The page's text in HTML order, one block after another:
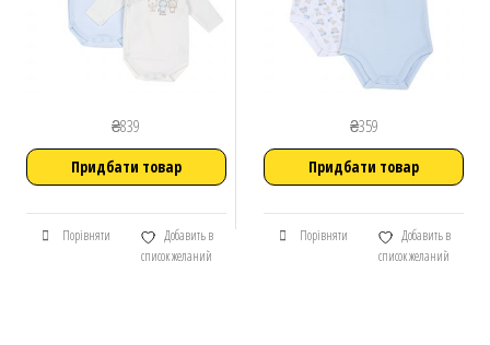
₴839
Придбати товар
Порівняти
Добавить в
список желаний
₴359
Придбати товар
Порівняти
Добавить в
список желаний